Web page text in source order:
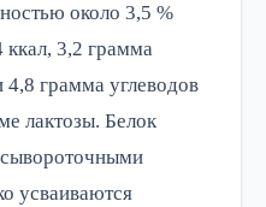
около 3,5 %
3,2 грамма
грамма углеводов
лактозы. Белок
сывороточными
усваиваются